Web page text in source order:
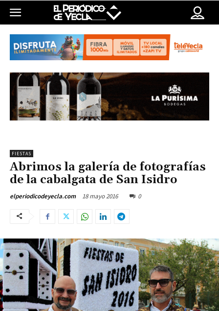
FIESTAS
Abrimos la galería de fotografías
de la cabalgata de San Isidro
elperiodicodeyecla.com 18 mayo 2016 0